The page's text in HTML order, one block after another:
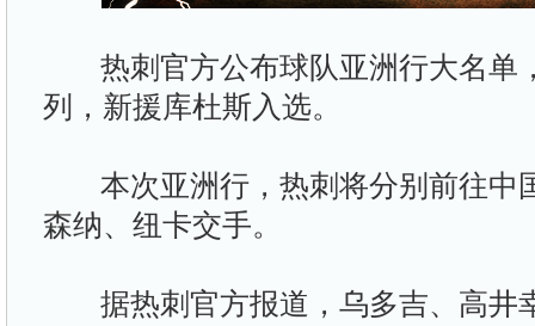
热刺官方公布球队亚洲行大名单
列，新援库杜斯入选。
本次亚洲行，热刺将分别前往中
森纳、纽卡交手。
据热刺官方报道，乌多吉、高井